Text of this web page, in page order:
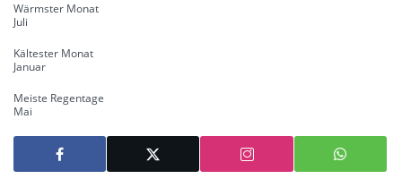
Wärmster Monat
Juli
Kältester Monat
Januar
Meiste Regentage
Mai